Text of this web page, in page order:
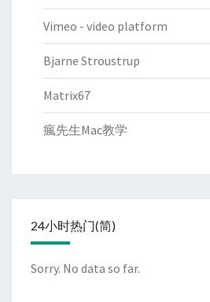
Vimeo - video platform
Bjarne Stroustrup
Matrix67
瘋先生Mac教学
24小时热门(简)
Sorry. No data so far.